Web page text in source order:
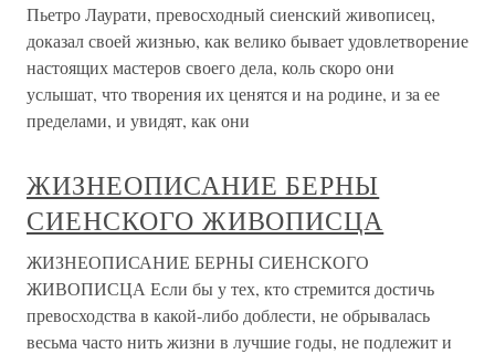
Пьетро Лаурати, превосходный сиенский живописец,
доказал своей жизнью, как велико бывает удовлетворение
настоящих мастеров своего дела, коль скоро они
услышат, что творения их ценятся и на родине, и за ее
пределами, и увидят, как они
ЖИЗНЕОПИСАНИЕ БЕРНЫ
СИЕНСКОГО ЖИВОПИСЦА
ЖИЗНЕОПИСАНИЕ БЕРНЫ СИЕНСКОГО
ЖИВОПИСЦА Если бы у тех, кто стремится достичь
превосходства в какой-либо доблести, не обрывалась
весьма часто нить жизни в лучшие годы, не подлежит и